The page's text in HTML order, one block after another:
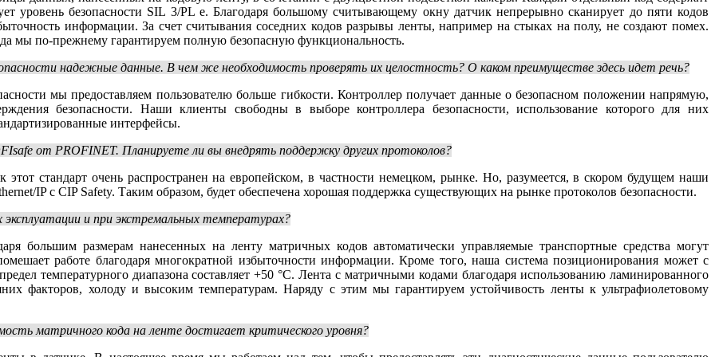
уровень безопасности SIL 3/PL e. Благодаря большому считывающему окну датчик непрерывно сканирует до пяти кодов
информации. За счет считывания соседних кодов разрывы ленты, например на стыках на полу, не создают помех.
мы по-прежнему гарантируем полную безопасную функциональность.
надежные данные. В чем же необходимость проверять их целостность? О каком преимуществе здесь идет речь?
мы предоставляем пользователю больше гибкости. Контроллер получает данные о безопасном положении напрямую,
безопасности. Наши клиенты свободны в выборе контроллера безопасности, использование которого для них
интерфейсы.
от PROFINET. Планируете ли вы внедрять поддержку других протоколов?
стандарт очень распространен на европейском, в частности немецком, рынке. Но, разумеется, в скором будущем наши
IP с CIP Safety. Таким образом, будет обеспечена хорошая поддержка существующих на рынке протоколов безопасности.
и при экстремальных температурах?
большим размерам нанесенных на ленту матричных кодов автоматически управляемые транспортные средства могут
работе благодаря многократной избыточности информации. Кроме того, наша система позиционирования может с
температурного диапазона составляет +50 °C. Лента с матричными кодами благодаря использованию ламинированного
факторов, холоду и высоким температурам. Наряду с этим мы гарантируем устойчивость ленты к ультрафиолетовому
матричного кода на ленте достигает критического уровня?